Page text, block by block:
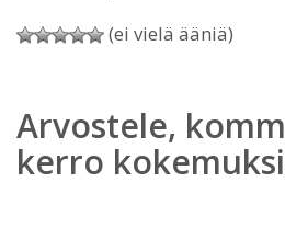
(ei vielä ääniä)
Arvostele,
kerro